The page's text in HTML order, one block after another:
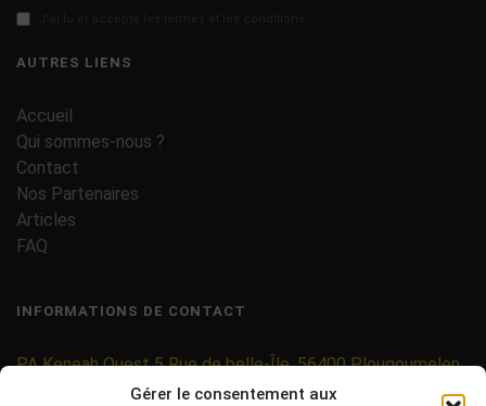
Gérer le consentement aux
AUTRES LIENS
Accueil
Qui sommes-nous ?
Contact
Nos Partenaires
Articles
FAQ
INFORMATIONS DE CONTACT
PA Keneah Ouest 5 Rue de belle-Île, 56400 Plougoumelen